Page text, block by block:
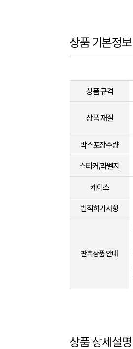
상품 기본정보
상품 규격
상품 재질
박스포장수량
스티커/라벨지
케이스
법적허가사항
판촉상품 안내
상품 상세설명